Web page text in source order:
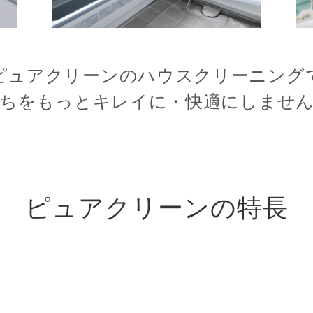
ュアクリーンのハウスクリーニング
をもっとキレイに・快適にしませ
ピュアクリーンの特長